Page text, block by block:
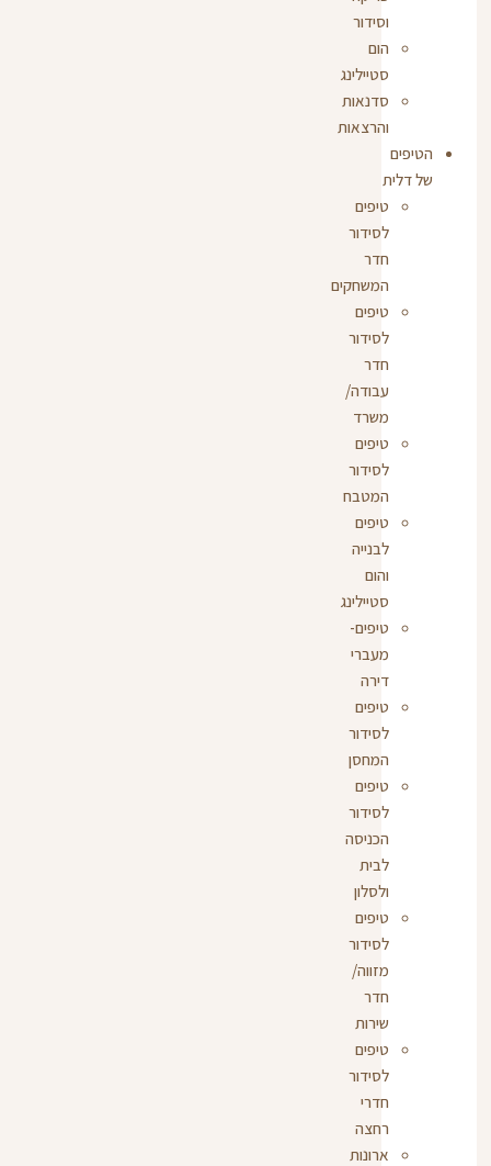
וסידור
הום
סטיילינג
סדנאות
והרצאות
הטיפים
של דלית
טיפים
לסידור
חדר
המשחקים
טיפים
לסידור
חדר
עבודה/
משרד
טיפים
לסידור
המטבח
טיפים
לבנייה
והום
סטיילינג
טיפים-
מעברי
דירה
טיפים
לסידור
המחסן
טיפים
לסידור
הכניסה
לבית
ולסלון
טיפים
לסידור
מזווה/
חדר
שירות
טיפים
לסידור
חדרי
רחצה
ארונות